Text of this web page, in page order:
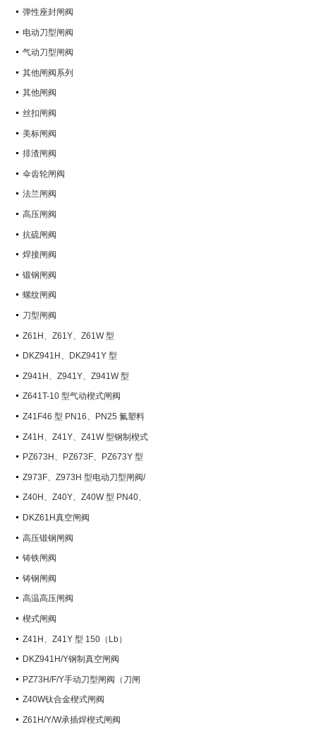
弹性座封闸阀
电动刀型闸阀
气动刀型闸阀
其他闸阀系列
其他闸阀
丝扣闸阀
美标闸阀
排渣闸阀
伞齿轮闸阀
法兰闸阀
高压闸阀
抗硫闸阀
焊接闸阀
锻钢闸阀
螺纹闸阀
刀型闸阀
Z61H、Z61Y、Z61W 型
PN100~PN160 承插焊楔式闸阀
DKZ941H、DKZ941Y 型
PN10~PN100 钢制真空闸阀
Z941H、Z941Y、Z941W 型
PN100~PN200 钢制电动楔式闸阀
Z641T-10 型气动楔式闸阀
Z41F46 型 PN16、PN25 氟塑料
衬里楔式闸阀
Z41H、Z41Y、Z41W 型钢制楔式
闸阀PZ673H、PZ673F、PZ673Y 型
气动刀型闸阀/刀闸阀
Z973F、Z973H 型电动刀型闸阀/
刀闸阀
Z40H、Z40Y、Z40W 型 PN40、
PN63 钢制楔式闸阀
DKZ61H真空闸阀
高压锻钢闸阀
铸铁闸阀
铸钢闸阀
高温高压闸阀
楔式闸阀
Z41H、Z41Y 型 150（Lb）
~600（Lb） 钢制楔式闸阀
DKZ941H/Y钢制真空闸阀
PZ73H/F/Y手动刀型闸阀（刀闸
阀）Z40W钛合金楔式闸阀
Z61H/Y/W承插焊楔式闸阀